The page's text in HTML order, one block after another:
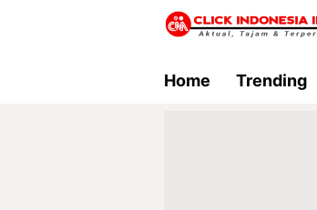
Home Trending